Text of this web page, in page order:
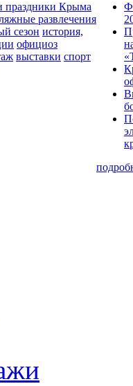
праздники Крыма
развлечения
сезон история,
официоз
выставки спорт